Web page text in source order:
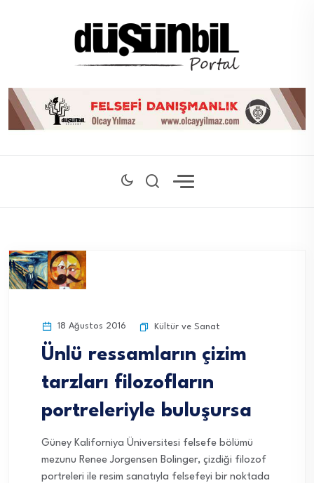
18 Ağustos 2016 Kültür ve Sanat
Ünlü ressamların çizim
tarzları filozofların
portreleriyle buluşursa
Güney Kaliforniya Üniversitesi felsefe bölümü
mezunu Renee Jorgensen Bolinger, çizdiği filozof
portreleri ile resim sanatıyla felsefeyi bir noktada